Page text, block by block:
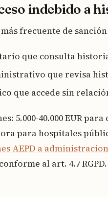
indebido a
frecuente de
que consulta
que revisa
que accede sin
5.000-40.000 EUR
para hospitales
AEPD a
al art. 4.7 RGPD.